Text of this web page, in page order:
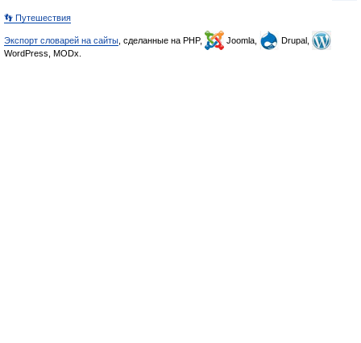
👣 Путешествия
Экспорт словарей на сайты , сделанные на PHP, Joomla,
Drupal,
WordPress, MODx.